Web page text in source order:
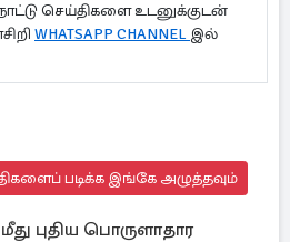
செய்திகளை உடனுக்குடன்
WHATSAPP CHANNEL இல்
படிக்க இங்கே அழுத்தவும்
புதிய பொருளாதார